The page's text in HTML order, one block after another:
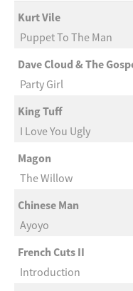
Kurt Vile
Puppet To The Man
Dave Cloud & The
Party Girl
King Tuff
I Love You Ugly
Magon
The Willow
Chinese Man
Ayoyo
French Cuts II
Introduction